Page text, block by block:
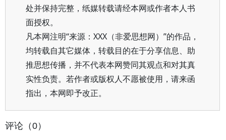
处并保持完整，纸媒转载请经本网或作者本人书
面授权。
凡本网注明“来源：XXX（非爱思想网）”的作品，
均转载自其它媒体，转载目的在于分享信息、助
推思想传播，并不代表本网赞同其观点和对其真
实性负责。若作者或版权人不愿被使用，请来函
指出，本网即予改正。
评论（0）